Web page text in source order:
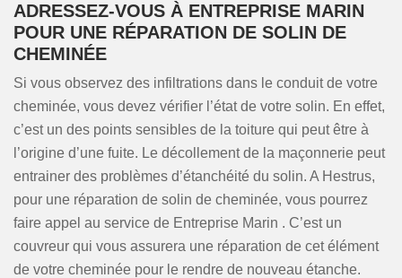
ADRESSEZ-VOUS À ENTREPRISE MARIN
POUR UNE RÉPARATION DE SOLIN DE
CHEMINÉE
Si vous observez des infiltrations dans le conduit de votre
cheminée, vous devez vérifier l’état de votre solin. En effet,
c’est un des points sensibles de la toiture qui peut être à
l’origine d’une fuite. Le décollement de la maçonnerie peut
entrainer des problèmes d’étanchéité du solin. A Hestrus,
pour une réparation de solin de cheminée, vous pourrez
faire appel au service de Entreprise Marin . C’est un
couvreur qui vous assurera une réparation de cet élément
de votre cheminée pour le rendre de nouveau étanche.